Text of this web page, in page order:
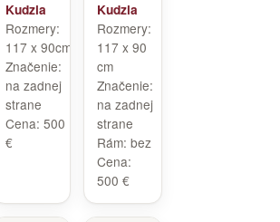
Kudzia
Rozmery:
117 x 90cm
Značenie:
na zadnej
strane
Cena: 500
€
Kudzia
Rozmery:
117 x 90
cm
Značenie:
na zadnej
strane
Rám: bez
Cena:
500 €